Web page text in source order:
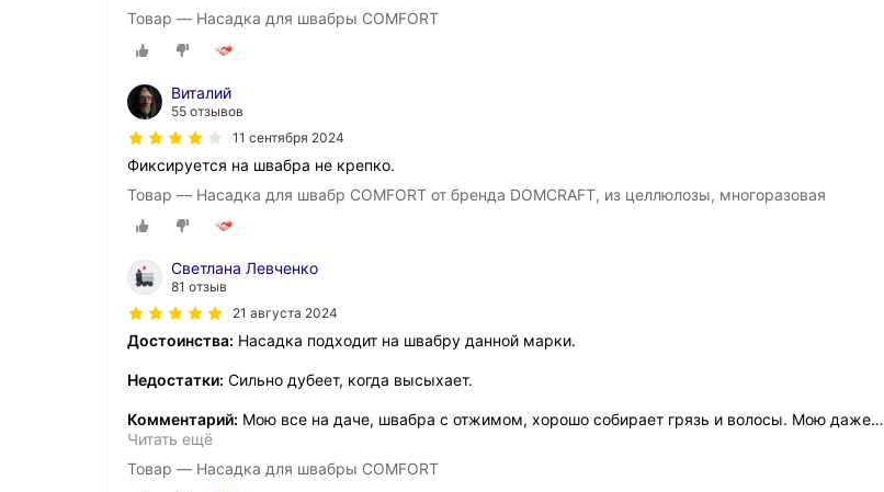
Товар — Насадка для швабры COMFORT
Виталий
55 отзывов
11 сентября 2024
Фиксируется на швабра не крепко.
Товар — Насадка для швабр COMFORT от бренда DOMCRAFT, из целлюлозы, многоразовая
Светлана Левченко
81 отзыв
21 августа 2024
Достоинства: Насадка подходит на швабру данной марки.
Недостатки: Сильно дубеет, когда высыхает.
Комментарий: Мою все на даче, швабра с отжимом, хорошо собирает грязь и волосы. Мою даже…
Читать ещё
Товар — Насадка для швабры COMFORT